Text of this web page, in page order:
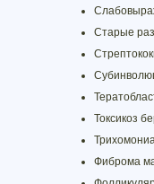
Старые
Токсикоз
Фиброма